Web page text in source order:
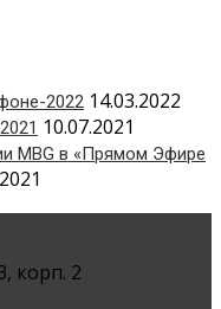
2022 14.03.2022
10.07.2021
MBG в «Прямом Эфире
корп. 2